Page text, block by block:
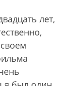
лет,